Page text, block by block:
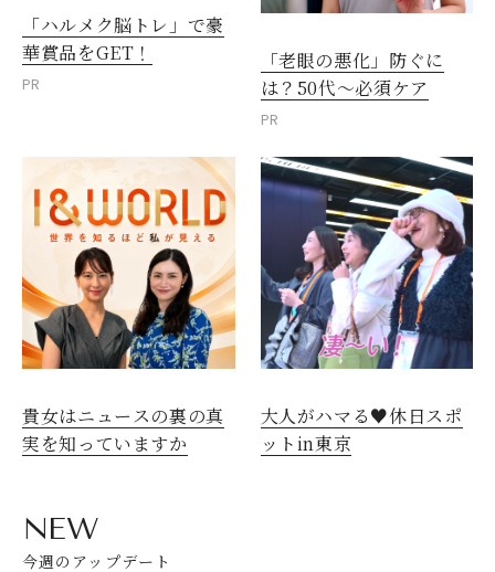
「ハルメク脳トレ」で豪
華賞品をGET！
PR
「老眼の悪化」防ぐに
は？50代～必須ケア
PR
貴女はニュースの裏の真
実を知っていますか
大人がハマる♥休日スポ
ットin東京
NEW
今週のアップデート
閉じる